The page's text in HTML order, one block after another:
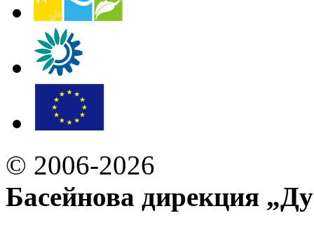
© 2006-2026
Басейнова дирекция